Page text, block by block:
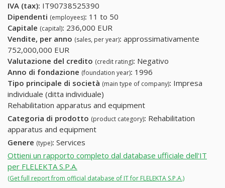
IVA (tax): IT90738525390
Dipendenti (employees): 11 to 50
Capitale (capital): 236,000 EUR
Vendite, per anno (sales, per year): approssimativamente
752,000,000 EUR
Valutazione del credito (credit rating): Negativo
Anno di fondazione (foundation year): 1996
Tipo principale di società (main type of company): Impresa
individuale (ditta individuale)
Rehabilitation apparatus and equipment
Categoria di prodotto (product category): Rehabilitation
apparatus and equipment
Genere (type): Services
Ottieni un rapporto completo dal database ufficiale dell'IT
per FLELEKTA S.P.A.
(Get full report from official database of IT for FLELEKTA S.P.A.)